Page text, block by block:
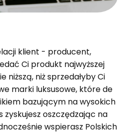
klient - producent,
Ci produkt najwyższej
niższą, niż sprzedałyby Ci
marki luksusowe, które de
bazującym na wysokich
zyskujesz oszczędzając na
wspierasz Polskich